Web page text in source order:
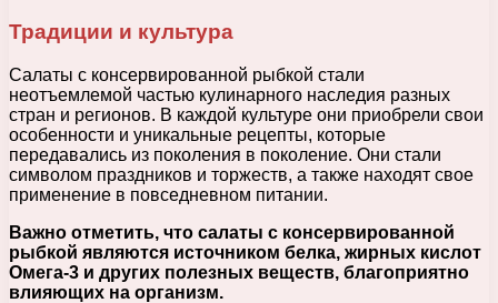
Традиции и культура
Салаты с консервированной рыбкой стали
неотъемлемой частью кулинарного наследия разных
стран и регионов. В каждой культуре они приобрели свои
особенности и уникальные рецепты, которые
передавались из поколения в поколение. Они стали
символом праздников и торжеств, а также находят свое
применение в повседневном питании.
Важно отметить, что салаты с консервированной
рыбкой являются источником белка, жирных кислот
Омега-3 и других полезных веществ, благоприятно
влияющих на организм.